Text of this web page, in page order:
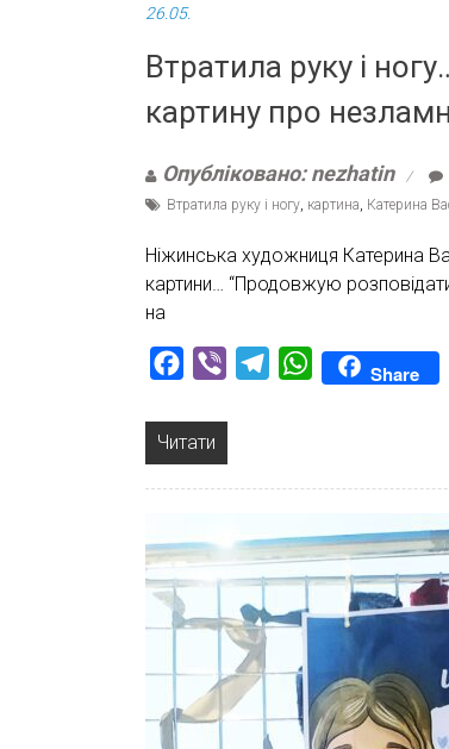
26.05.
Втратила руку і
картину про
Опубліковано: nezhatin
Втратила руку і ногу картина Катерина
Ніжинська художниця Катерина
картини… “Продовжую
на
Facebook
Viber TelegramWhatsAppShare
Читати